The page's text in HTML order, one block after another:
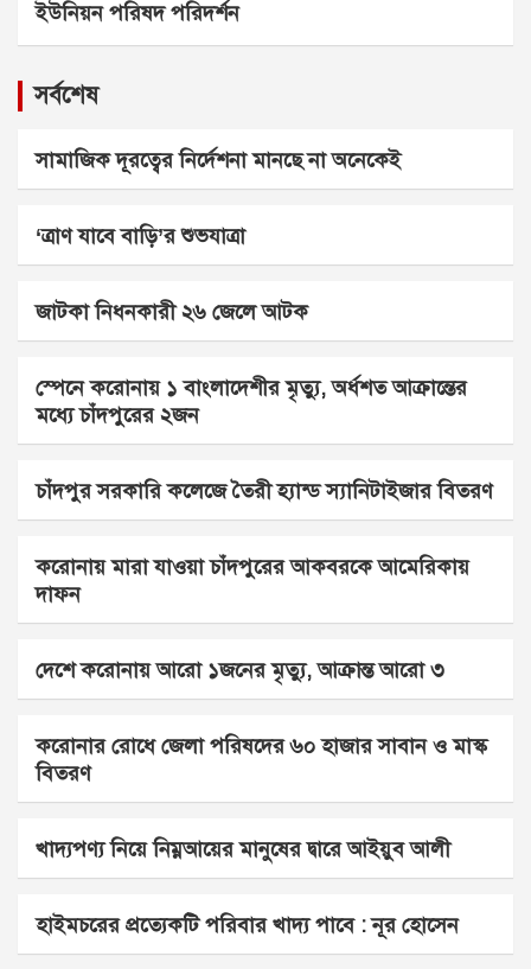
ইউনিয়ন পরিষদ পরিদর্শন
সর্বশেষ
সামাজিক দূরত্বের নির্দেশনা মানছে না অনেকেই
‘ত্রাণ যাবে বাড়ি’র শুভযাত্রা
জাটকা নিধনকারী ২৬ জেলে আটক
স্পেনে করোনায় ১ বাংলাদেশীর মৃত্যু, অর্ধশত আক্রান্তের
মধ্যে চাঁদপুরের ২জন
চাঁদপুর সরকারি কলেজে তৈরী হ্যান্ড স্যানিটাইজার বিতরণ
করোনায় মারা যাওয়া চাঁদপুরের আকবরকে আমেরিকায়
দাফন
দেশে করোনায় আরো ১জনের মৃত্যু, আক্রান্ত আরো ৩
করোনার রোধে জেলা পরিষদের ৬০ হাজার সাবান ও মাস্ক
বিতরণ
খাদ্যপণ্য নিয়ে নিম্নআয়ের মানুষের দ্বারে আইয়ুব আলী
হাইমচরের প্রত্যেকটি পরিবার খাদ্য পাবে : নূর হোসেন